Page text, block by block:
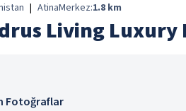
| AtinaMerkez:1.8 km
Living
Fotoğraflar